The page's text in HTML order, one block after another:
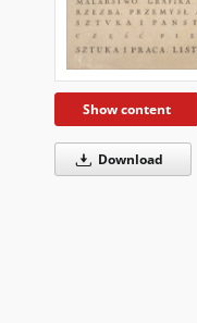
Show content
Download